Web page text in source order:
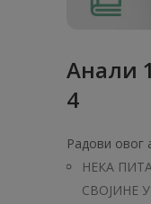
Анaли
4
Радови овог
НЕКА
СВОЈИНЕ